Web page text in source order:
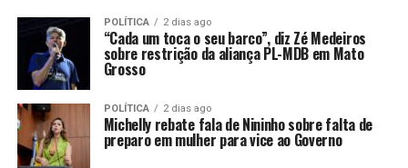
POLÍTICA 2 dias ago
“Cada um toca o seu barco”, diz Zé Medeiros
sobre restrição da aliança PL-MDB em Mato
Grosso
POLÍTICA 2 dias ago
Michelly rebate fala de Nininho sobre falta de
preparo em mulher para vice ao Governo